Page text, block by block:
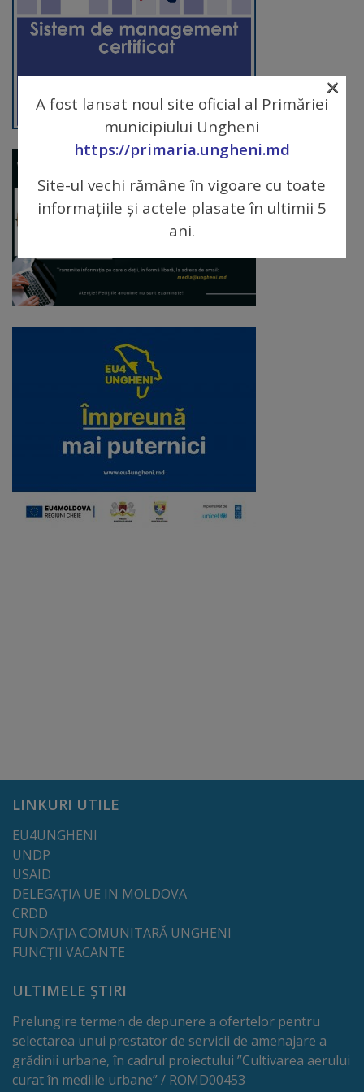
arhitecturale
Personalități
marcante
Sportivi
de
performanță
în
imagini
Galerie
Galerii
foto
Administrație
Primărie
de
funcționare
și
calitate
Consiliul
Municipal
Secretar
Consilieri
LINKURI UTILE
EU4UNGHENI
UNDP
USAID
DELEGAȚIA UE IN MOLDOVA
CRDD
FUNDAȚIA COMUNITARĂ UNGHENI
FUNCȚII VACANTE
ULTIMELE ȘTIRI
Prelungire termen de depunere a ofertelor pentru
selectarea unui prestator de servicii de amenajare a
grădinii urbane, în cadrul proiectului ”Cultivarea aerului
curat în mediile urbane” / ROMD00453
A fost lansat noul site oficial al Primăriei
municipiului Ungheni
https://primaria.ungheni.md
Site-ul vechi rămâne în vigoare cu toate
informațiile și actele plasate în ultimii 5
ani.
×